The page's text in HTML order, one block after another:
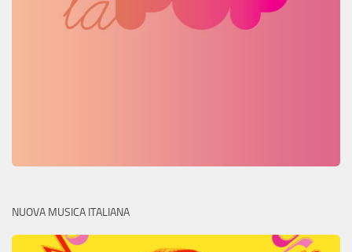
NUOVA MUSICA ITALIANA